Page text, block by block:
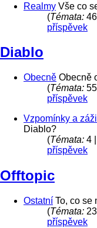
Realmy Vše co
(Témata: 46
příspěvek
Diablo
Obecně Obecně
(Témata: 55
příspěvek
Vzpomínky a
Diablo?
(Témata: 4 |
příspěvek
Offtopic
Ostatní To, co se
(Témata:
příspěvek